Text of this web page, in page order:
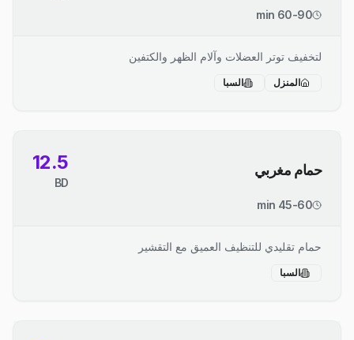
60-90 min
لتخفيف توتر العضلات وآلام الظهر والكتفين
المنزل السبا
حمام مغربي 12.5
BD
45-60 min
حمام تقليدي للتنظيف العميق مع التقشير
السبا